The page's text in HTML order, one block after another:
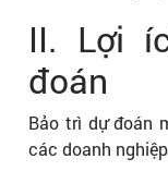
II. Lợi
đoán
Bảo trì dự đoán
các doanh